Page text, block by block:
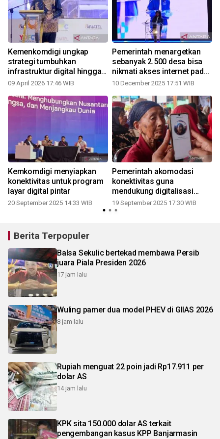
Kemenkomdigi ungkap
strategi tumbuhkan
infrastruktur digital hingga
2029
09 April 2026 17:46 WIB
Pemerintah menargetkan
sebanyak 2.500 desa bisa
nikmati akses internet pada
2026
10 December 2025 17:51 WIB
Kemkomdigi menyiapkan
konektivitas untuk program
layar digital pintar
20 September 2025 14:33 WIB
Pemerintah akomodasi
konektivitas guna
mendukung digitalisasi
bansos
19 September 2025 17:30 WIB
Berita Terpopuler
Balsa Sekulic bertekad membawa Persib
juara Piala Presiden 2026
17 jam lalu
Wuling pamer dua model PHEV di GIIAS 2026
8 jam lalu
Rupiah menguat 22 poin jadi Rp17.911 per
dolar AS
14 jam lalu
KPK sita 150.000 dolar AS terkait
pengembangan kasus KPP Banjarmasin